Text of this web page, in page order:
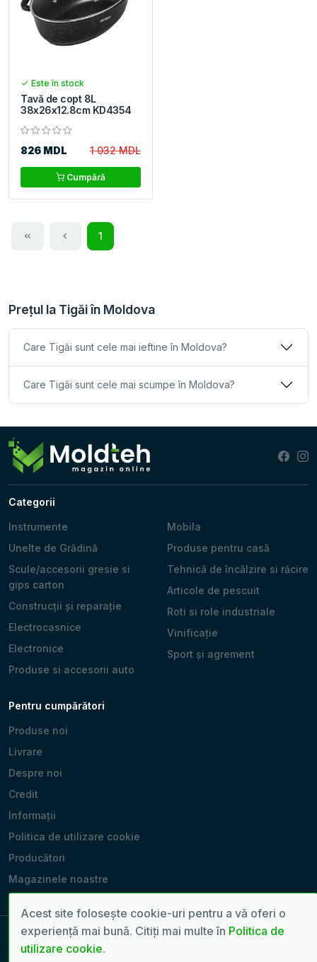
Este în stock
Tavă de copt 8L
38x26x12.8cm KD4354
826 MDL 1 032 MDL
Cumpără
1
Prețul la Tigăi în Moldova
Care Tigăi sunt cele mai ieftine în Moldova?
Care Tigăi sunt cele mai scumpe în Moldova?
Categorii
Instrumente
Unelte de Grădină
Scule/accesorii gresie si
gips carton
Construcții și reparație
Electrocasnice
Electronice
Produse si accesorii auto
Mobila
Produse pentru casă
Tehnică de încălzire si răcire
Articole de pescuit
Roti si role industriale
Vinificație
Sport și agrement
Pentru cumpărători
Produse noi
Livrare
Despre noi
Credit
Informații
Politica de utilizare cookie
Producători
Magazinele noastre
Copyright 2022 - 2026 © Toate drepturile rezervate. | Pagină
Acest site folosește cookie-uri pentru a vă oferi o
experiență mai bună. Citiți mai multe în Politica de
utilizare cookie.